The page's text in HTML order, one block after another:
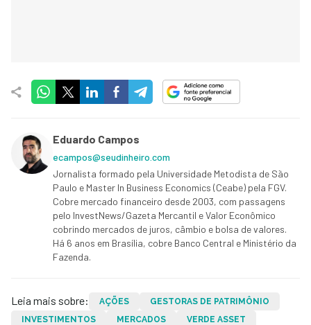
Eduardo Campos
ecampos@seudinheiro.com
Jornalista formado pela Universidade Metodista de São
Paulo e Master In Business Economics (Ceabe) pela FGV.
Cobre mercado financeiro desde 2003, com passagens
pelo InvestNews/Gazeta Mercantil e Valor Econômico
cobrindo mercados de juros, câmbio e bolsa de valores.
Há 6 anos em Brasília, cobre Banco Central e Ministério da
Fazenda.
Leia mais sobre: AÇÕES
GESTORAS DE PATRIMÔNIO
INVESTIMENTOS
MERCADOS VERDE ASSET